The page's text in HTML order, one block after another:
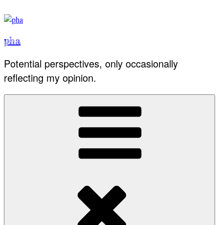
to
pha
Potential perspectives, only occasionally
reflecting my opinion.